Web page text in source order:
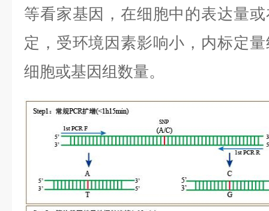
等看家基因，在细胞中的表达量
定，受环境因素影响小，内标定
细胞或基因组数量。